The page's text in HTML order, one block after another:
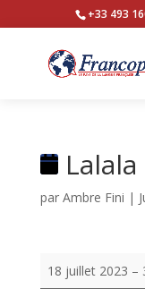
+33 493
Lalala
par Ambre Fini |
Lalala
18 juillet 2023 –